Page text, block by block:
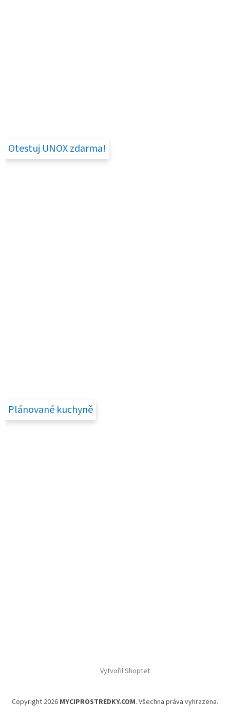
Otestuj UNOX zdarma!
Plánované kuchyně
Vytvořil Shoptet
Copyright 2026 MYCIPROSTREDKY.COM. Všechna práva vyhrazena.